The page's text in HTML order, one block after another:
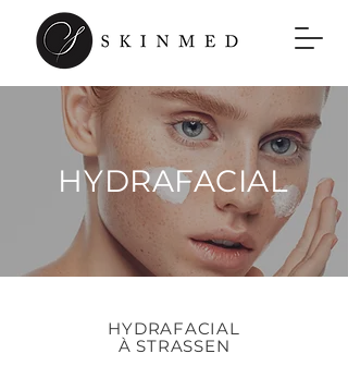
HYDRAFACIAL
HYDRAFACIAL
À STRASSEN